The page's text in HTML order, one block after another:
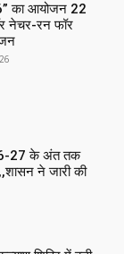
का आयोजन 22
नेचर-रन फॉर
27 के अंत तक
ने जारी की